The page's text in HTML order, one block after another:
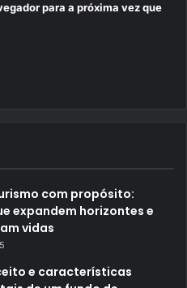
para a próxima vez que
com propósito:
expandem horizontes e
vidas
e características